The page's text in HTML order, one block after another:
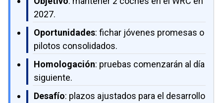
2027.
Oportunidades: fichar jóvenes promesas o
pilotos consolidados.
Homologación: pruebas comenzarán al día
siguiente.
Desafío: plazos ajustados para el desarrollo